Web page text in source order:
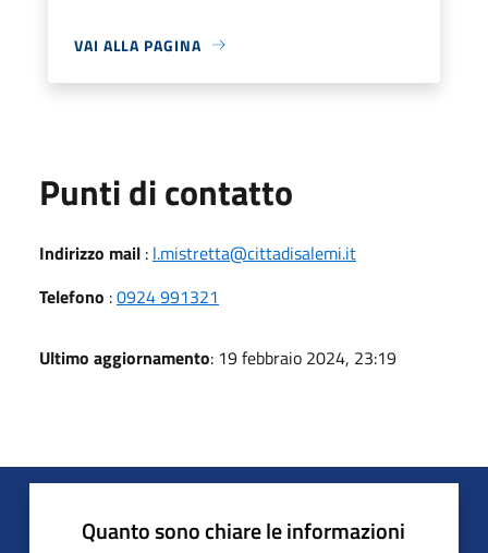
VAI ALLA PAGINA
Punti di contatto
Indirizzo mail : l.mistretta@cittadisalemi.it
Telefono :0924 991321
Ultimo aggiornamento: 19 febbraio 2024, 23:19
Quanto sono chiare le informazioni